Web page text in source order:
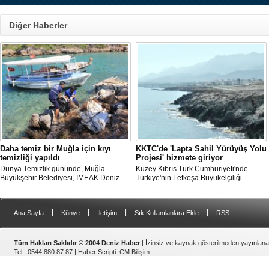
Diğer Haberler
Daha temiz bir Muğla için kıyı
temizliği yapıldı
Dünya Temizlik gününde, Muğla
Büyükşehir Belediyesi, İMEAK Deniz
Temiz Derneği (TURMEPA) Marmaris iş
yapıldı.
KKTC'de 'Lapta Sahil Yürüyüş Yolu
Projesi' hizmete giriyor
Kuzey Kıbrıs Türk Cumhuriyeti'nde
Türkiye'nin Lefkoşa Büyükelçiliği
tamamlanan "Lapta Sahil Yürüyüş Yolu
Ana Sayfa Künye İletişim Sık Kullanılanlara Ekle RSS
Tüm Hakları Saklıdır © 2004 Deniz Haber | İzinsiz ve kaynak gösterilmeden
Tel : 0544 880 87 87 | Haber Scripti: CM Bilişim